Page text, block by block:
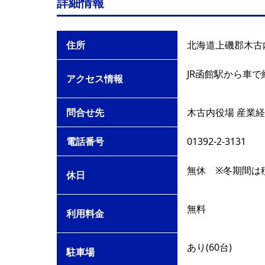
住所 北海道上磯郡木
アクセス情報 JR函館駅から車
問合せ先 木古内役場 産業
電話番号 01392-2-3131
休日 無休 ※冬期間は
利用料金 無料
駐車場 あり(60台)